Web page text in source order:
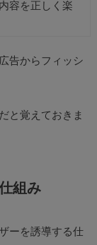
容を正しく楽
告からフィッシ
と覚えておきま
組み
ーを誘導する仕